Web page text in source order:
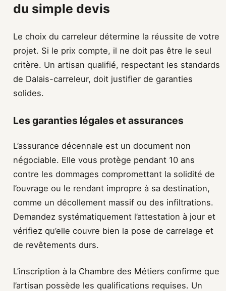
du simple devis
Le choix du carreleur détermine la réussite de votre
projet. Si le prix compte, il ne doit pas être le seul
critère. Un artisan qualifié, respectant les standards
de Dalais-carreleur, doit justifier de garanties
solides.
Les garanties légales et assurances
L’assurance décennale est un document non
négociable. Elle vous protège pendant 10 ans
contre les dommages compromettant la solidité de
l’ouvrage ou le rendant impropre à sa destination,
comme un décollement massif ou des infiltrations.
Demandez systématiquement l’attestation à jour et
vérifiez qu’elle couvre bien la pose de carrelage et
de revêtements durs.
L’inscription à la Chambre des Métiers confirme que
l’artisan possède les qualifications requises. Un